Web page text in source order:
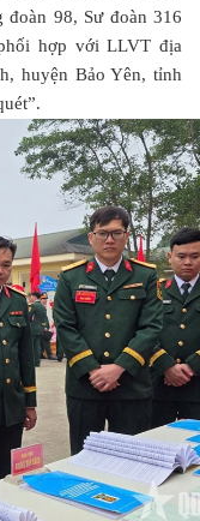
98, Sư đoàn 316
hợp với LLVT địa
huyện Bảo Yên, tỉnh